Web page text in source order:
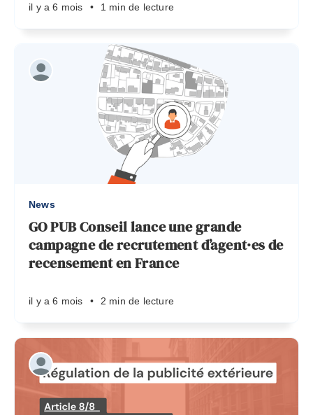
il y a 6 mois • 1 min de lecture
News
GO PUB Conseil lance une grande
campagne de recrutement d’agent·es de
recensement en France
il y a 6 mois • 2 min de lecture